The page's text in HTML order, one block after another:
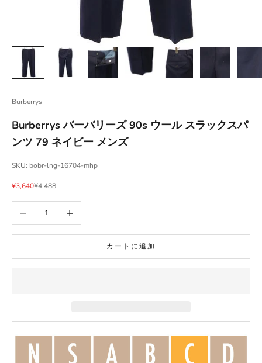
Burberrys
Burberrys バーバリーズ 90s ウール スラックスパ
ンツ 79 ネイビー メンズ
SKU: bobr-lng-16704-mhp
セール価格
¥3,640通常価格
¥4,488
カートに追加